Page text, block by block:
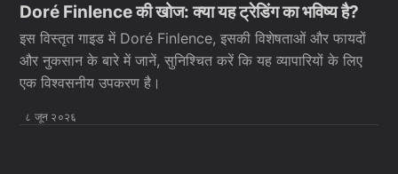
Doré Finlence की खोज: क्या यह ट्रेडिंग का भविष्य है?
इस विस्तृत गाइड में Doré Finlence, इसकी विशेषताओं और फायदों
और नुकसान के बारे में जानें, सुनिश्चित करें कि यह व्यापारियों के लिए
एक विश्वसनीय उपकरण है।
८ जून २०२६